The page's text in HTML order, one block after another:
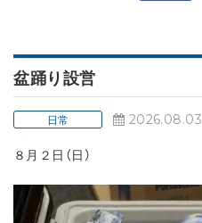
盆踊り設営
日常
2026.08.03
８月２日（日）